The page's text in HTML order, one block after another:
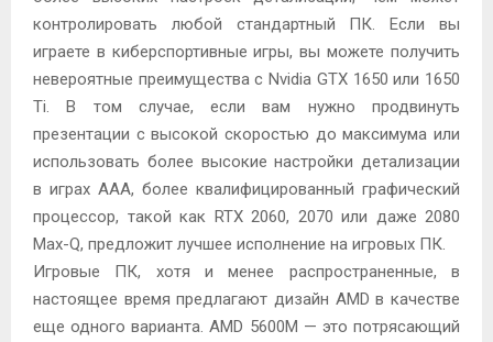
контролировать любой стандартный ПК. Если вы
играете в киберспортивные игры, вы можете получить
невероятные преимущества с Nvidia GTX 1650 или 1650
Ti. В том случае, если вам нужно продвинуть
презентации с высокой скоростью до максимума или
использовать более высокие настройки детализации
в играх AAA, более квалифицированный графический
процессор, такой как RTX 2060, 2070 или даже 2080
Max-Q, предложит лучшее исполнение на игровых ПК.
Игровые ПК, хотя и менее распространенные, в
настоящее время предлагают дизайн AMD в качестве
еще одного варианта. AMD 5600M — это потрясающий